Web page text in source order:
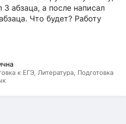
абзаца, а после написал
Что будет? Работу
к ЕГЭ, Литература, Подготовка